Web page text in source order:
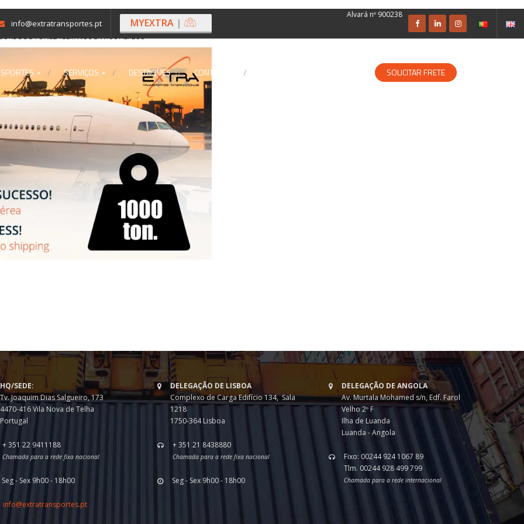
Alvará nº 900238
info@extratransportes.pt MYEXTRA |
SERVIÇOS DESTAQUES CONTACTOS SOLICITAR FRETE
DE TONELAGEM NOS ENVIOS AÉREOS
HQ/SEDE:
Tv. Joaquim Dias Salgueiro, 173
4470-416 Vila Nova de Telha
Portugal
+ 351 22 9411188
Chamada para a rede fixa nacional
Seg - Sex 9h00 - 18h00
info@extratransportes.pt
DELEGAÇÃO DE LISBOA
Complexo de Carga Edifício 134, Sala
1218
1750-364 Lisboa
+ 351 21 8438880
Chamada para a rede fixa nacional
Seg - Sex 9h00 - 18h00
DELEGAÇÃO DE ANGOLA
Av. Murtala Mohamed s/n, Edf. Farol
Velho 2º F
Ilha de Luanda
Luanda - Angola
Fixo: 00244 924 1067 89
Tlm. 00244 928 499 799
Chamada para a rede internacional